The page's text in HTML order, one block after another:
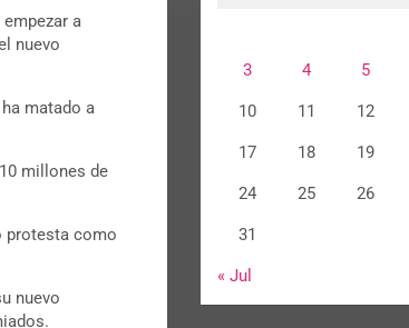
a
nuevo
matado a
millones de
protesta como
nuevo
3 4 5
10 11 12
17 18 19
24 25 26
31
« Jul